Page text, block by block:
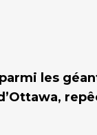
les